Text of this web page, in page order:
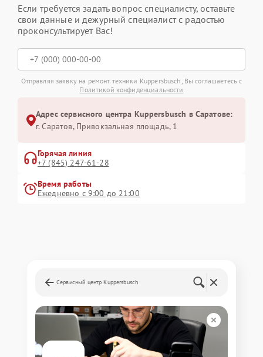
Если требуется задать вопрос специалисту, оставьте
свои данные и дежурный специалист с радостью
проконсультирует Вас!
Отправляя заявку на ремонт техники Kuppersbusch, Вы соглашаетесь с
Политикой конфиденциальности
Адрес сервисного центра Kuppersbusch в Саратове:
г. Саратов, Привокзальная площадь, 1
Горячая линия
+7 (845) 247-61-28
Время работы
Ежедневно с 9:00 до 21:00
Сервисный центр Kuppersbusch